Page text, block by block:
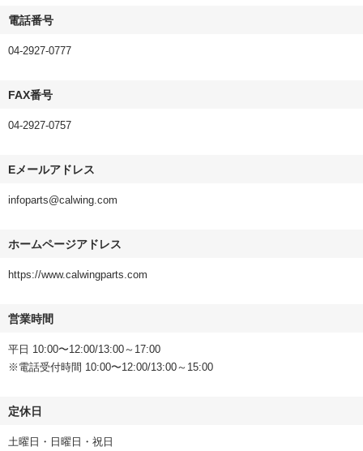
電話番号
04-2927-0777
FAX番号
04-2927-0757
Eメールアドレス
infoparts@calwing.com
ホームページアドレス
https://www.calwingparts.com
営業時間
平日 10:00〜12:00/13:00～17:00
※電話受付時間 10:00〜12:00/13:00～15:00
定休日
土曜日・日曜日・祝日